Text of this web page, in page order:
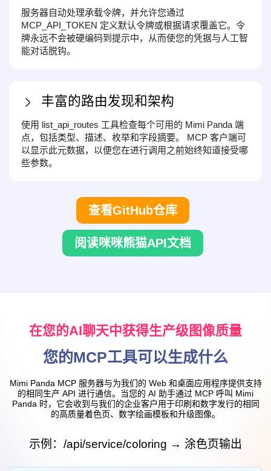
服务器自动处理承载令牌，并允许您通过
MCP_API_TOKEN 定义默认令牌或根据请求覆盖它。令
牌永远不会被硬编码到提示中，从而使您的凭据与人工智
能对话脱钩。
丰富的路由发现和架构
使用 list_api_routes 工具检查每个可用的 Mimi Panda 端
点，包括类型、描述、枚举和字段摘要。 MCP 客户端可
以显示此元数据，以便您在进行调用之前始终知道接受哪
些参数。
查看GitHub仓库
阅读咪咪熊猫API文档
在您的AI聊天中获得生产级图像质量
您的MCP工具可以生成什么
Mimi Panda MCP 服务器与为我们的 Web 和桌面应用程序提供支持
的相同生产 API 进行通信。当您的 AI 助手通过 MCP 呼叫 Mimi
Panda 时，它会收到与我们的企业客户用于印刷和数字发行的相同
的高质量着色页、数字绘画模板和升级图像。
示例：/api/service/coloring → 涂色页输出